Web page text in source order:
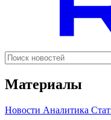
Материалы
Новости Аналитика